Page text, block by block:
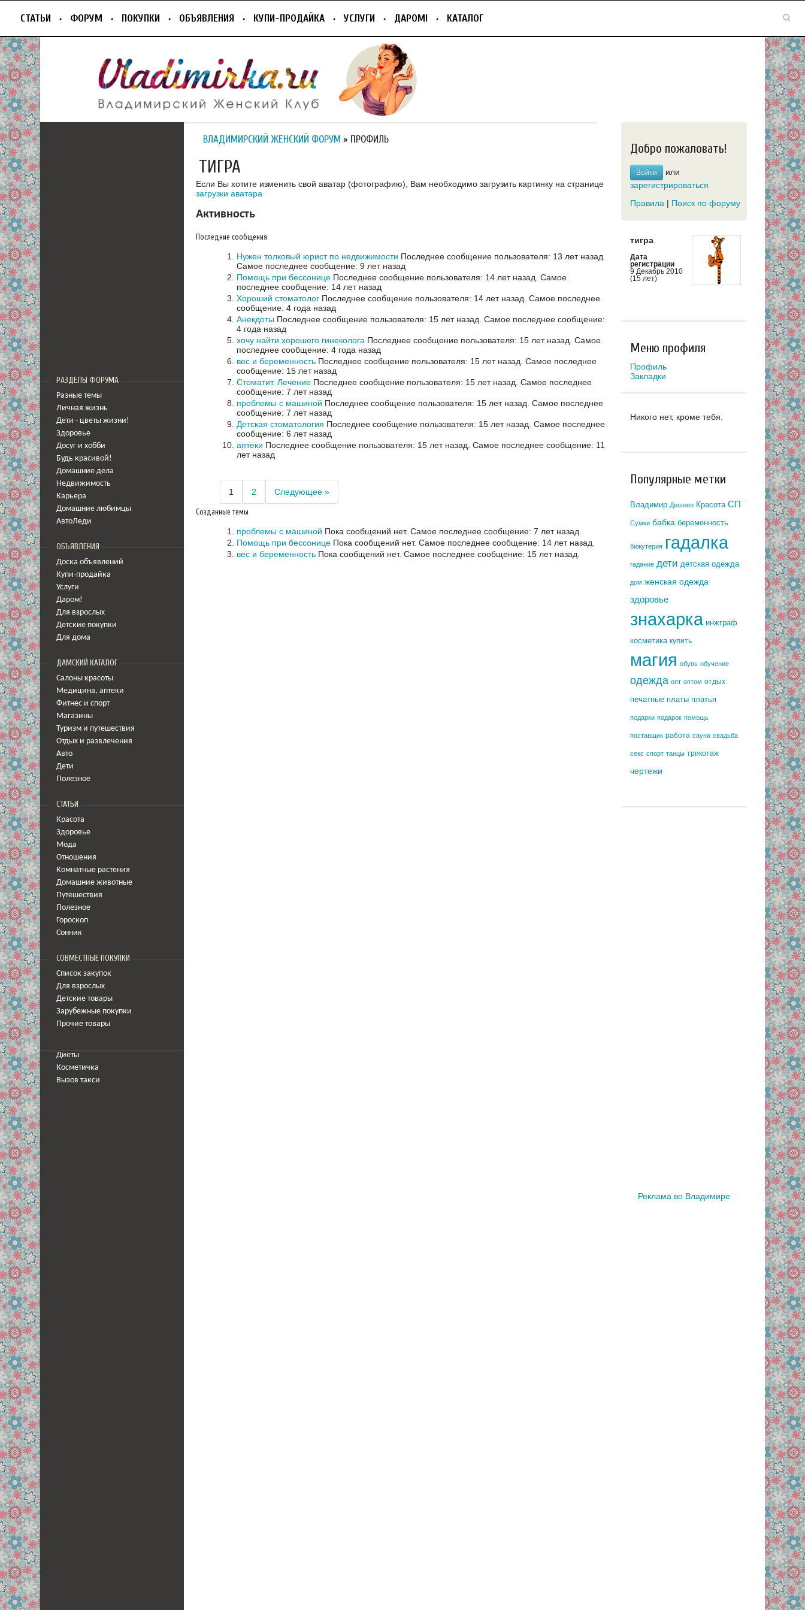
СТАТЬИ ФОРУМ ПОКУПКИ ОБЪЯВЛЕНИЯ КУПИ-ПРОДАЙКА УСЛУГИ ДАРОМ! КАТАЛОГ
РАЗДЕЛЫ ФОРУМА
Разные темы
Личная жизнь
Дети - цветы жизни!
Здоровье
Досуг и хобби
Будь красивой!
Домашние дела
Недвижимость
Карьера
Домашние любимцы
АвтоЛеди
ОБЪЯВЛЕНИЯ
Доска объявлений
Купи-продайка
Услуги
Даром!
Для взрослых
Детские покупки
Для дома
ДАМСКИЙ КАТАЛОГ
Салоны красоты
Медицина, аптеки
Фитнес и спорт
Магазины
Туризм и путешествия
Отдых и развлечения
Авто
Дети
Полезное
СТАТЬИ
Красота
Здоровье
Мода
Отношения
Комнатные растения
Домашние животные
Путешествия
Полезное
Гороскоп
Сонник
СОВМЕСТНЫЕ ПОКУПКИ
Список закупок
Для взрослых
Детские товары
Зарубежные покупки
Прочие товары
Диеты
Косметичка
Вызов такси
ВЛАДИМИРСКИЙ ЖЕНСКИЙ ФОРУМ » ПРОФИЛЬ
ТИГРА
Если Вы хотите изменить свой аватар (фотографию), Вам необходимо загрузить картинку на странице
загрузки аватара
Активность
Последние сообщения
Нужен толковый юрист по недвижимости Последнее сообщение пользователя: 13 лет назад.
Самое последнее сообщение: 9 лет назад
Помощь при бессонице Последнее сообщение пользователя: 14 лет назад. Самое
последнее сообщение: 14 лет назад
Хороший стоматолог Последнее сообщение пользователя: 14 лет назад. Самое последнее
сообщение: 4 года назад
Анекдоты Последнее сообщение пользователя: 15 лет назад. Самое последнее сообщение:
4 года назад
хочу найти хорошего гинеколога Последнее сообщение пользователя: 15 лет назад. Самое
последнее сообщение: 4 года назад
вес и беременность Последнее сообщение пользователя: 15 лет назад. Самое последнее
сообщение: 15 лет назад
Стоматит. Лечение Последнее сообщение пользователя: 15 лет назад. Самое последнее
сообщение: 7 лет назад
проблемы с машиной Последнее сообщение пользователя: 15 лет назад. Самое последнее
сообщение: 7 лет назад
Детская стоматология Последнее сообщение пользователя: 15 лет назад. Самое последнее
сообщение: 6 лет назад
аптеки Последнее сообщение пользователя: 15 лет назад. Самое последнее сообщение: 11
лет назад
1 2 Следующее »
Созданные темы
проблемы с машиной Пока сообщений нет. Самое последнее сообщение: 7 лет назад.
Помощь при бессонице Пока сообщений нет. Самое последнее сообщение: 14 лет назад.
вес и беременность Пока сообщений нет. Самое последнее сообщение: 15 лет назад.
Добро пожаловать!
Войти
или
зарегистрироваться
Правила | Поиск по форуму
тигра
Дата
регистрации
9 Декабрь 2010
(15 лет)
Меню профиля
Профиль
Закладки
Никого нет, кроме тебя.
Популярные метки
Владимир Дешево Красота СП
Сумки бабка беременность
бижутерия гадалка
гадание дети детская одежда
дом женская одежда
здоровье
знахарка инжграф
косметика купить
магия обувь обучение
одежда опт оптом отдых
печатные платы платья
подарки подарок помощь
поставщик работа сауна свадьба
секс спорт танцы трикотаж
чертежи
Реклама во Владимире